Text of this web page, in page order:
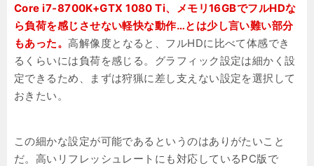
Core i7-8700K+GTX 1080 Ti、メモリ16GBでフルHDな
ら負荷を感じさせない軽快な動作…とは少し言い難い部分
もあった。高解像度となると、フルHDに比べて体感でき
るくらいには負荷を感じる。グラフィック設定は細かく設
定できるため、まずは狩猟に差し支えない設定を選択して
おきたい。
この細かな設定が可能であるというのはありがたいこと
だ。高いリフレッシュレートにも対応しているPC版で